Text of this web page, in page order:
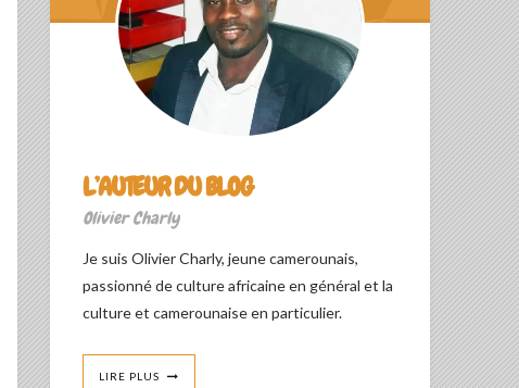
L’AUTEUR DU BLOG
Olivier Charly
Je suis Olivier Charly, jeune camerounais,
passionné de culture africaine en général et la
culture et camerounaise en particulier.
LIRE PLUS